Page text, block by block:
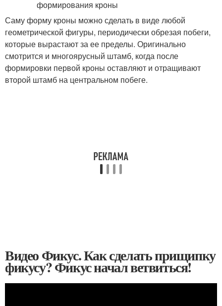
Саму форму кроны можно сделать в виде любой
геометрической фигуры, периодически обрезая побеги,
которые вырастают за ее пределы. Оригинально
смотрится и многоярусный штамб, когда после
формировки первой кроны оставляют и отращивают
второй штамб на центральном побеге.
Видео Фикус. Как сделать прищипку
фикусу? Фикус начал ветвиться!